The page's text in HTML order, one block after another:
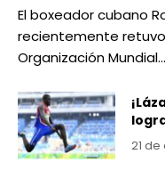
El boxeador cubano
recientemente
Organización Mundial…
21